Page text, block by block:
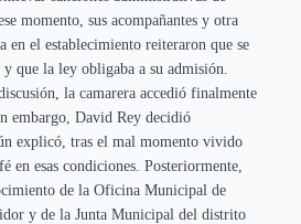
momento, sus acompañantes y otra
en el establecimiento reiteraron que se
que la ley obligaba a su admisión.
la camarera accedió finalmente
embargo, David Rey decidió
explicó, tras el mal momento vivido
en esas condiciones. Posteriormente,
de la Oficina Municipal de
y de la Junta Municipal del distrito